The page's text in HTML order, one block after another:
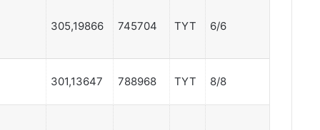
305,19866 745704 TYT 6/6
301,13647 788968 TYT 8/8